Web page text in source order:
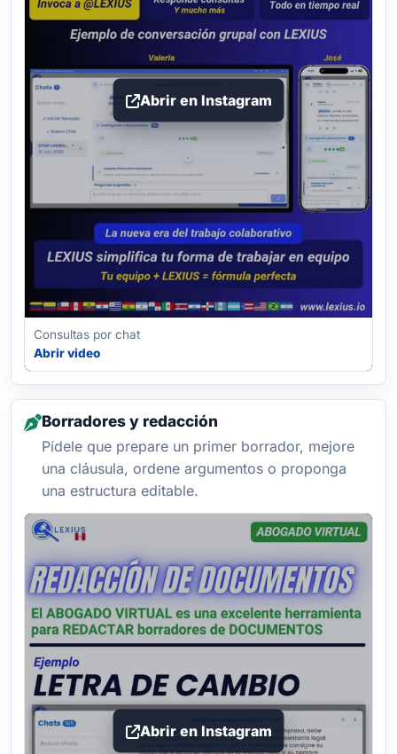
Abrir en Instagram
Consultas por chat
Abrir video
Borradores y redacción
Pídele que prepare un primer borrador, mejore
una cláusula, ordene argumentos o proponga
una estructura editable.
Abrir en Instagram